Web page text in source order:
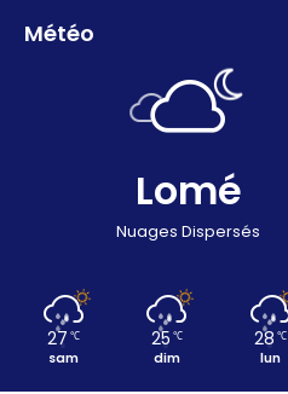
Météo
Lomé
Nuages Dispersés
27 ℃
sam
25 ℃
dim
28 ℃
lun